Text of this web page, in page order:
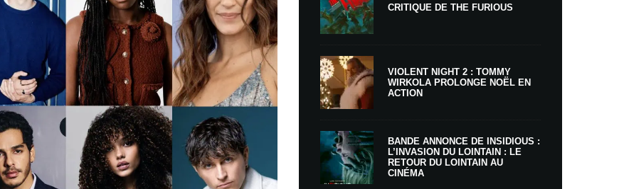
CRITIQUE DE THE FURIOUS
VIOLENT NIGHT 2 : TOMMY
WIRKOLA PROLONGE NOËL EN
ACTION
BANDE ANNONCE DE INSIDIOUS :
L’INVASION DU LOINTAIN : LE
RETOUR DU LOINTAIN AU
CINÉMA